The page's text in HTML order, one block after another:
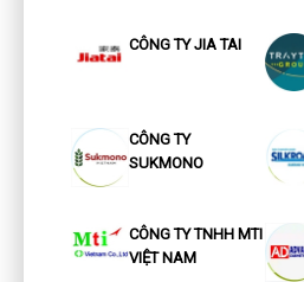
CÔNG TY JIA TAI
CÔNG TY
SUKMONO
CÔNG TY TNHH MTI
VIỆT NAM